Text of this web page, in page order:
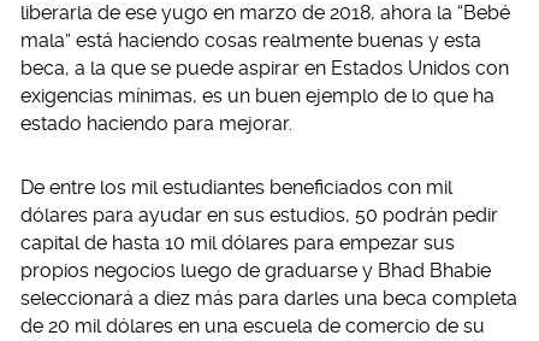
liberarla de ese yugo en marzo de 2018, ahora la “Bebé
mala” está haciendo cosas realmente buenas y esta
beca, a la que se puede aspirar en Estados Unidos con
exigencias mínimas, es un buen ejemplo de lo que ha
estado haciendo para mejorar.
De entre los mil estudiantes beneficiados con mil
dólares para ayudar en sus estudios, 50 podrán pedir
capital de hasta 10 mil dólares para empezar sus
propios negocios luego de graduarse y Bhad Bhabie
seleccionará a diez más para darles una beca completa
de 20 mil dólares en una escuela de comercio de su